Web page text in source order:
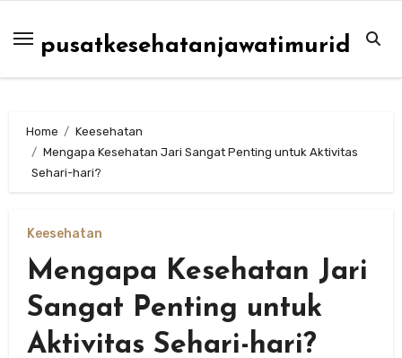
content
pusatkesehatanjawatimurid
Home
Keesehatan
Mengapa Kesehatan Jari Sangat Penting untuk Aktivitas
Sehari-hari?
Keesehatan
Mengapa Kesehatan Jari
Sangat Penting untuk
Aktivitas Sehari-hari?